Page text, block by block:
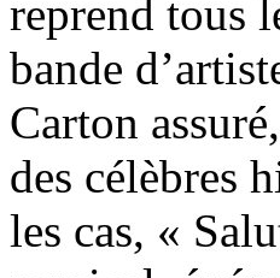
reprend tous
bande
Carton
des célèbres
les cas, «